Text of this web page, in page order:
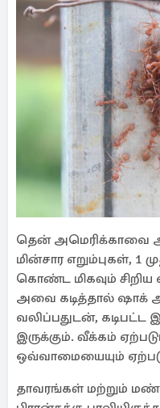
தென் அமெரிக்காவை
மின்சார எறும்புகள், 1
கொண்ட மிகவும்
அவை கடித்தால் ஷாக்
வலிப்பதுடன், கடிபட்ட
இருக்கும். வீக்கம்
ஒவ்வாமையையும்
தாவரங்கள் மற்றும் மண்